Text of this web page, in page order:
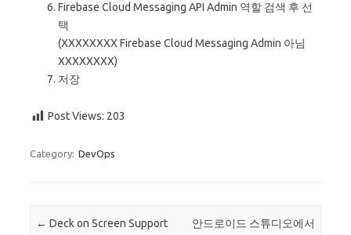
Firebase Cloud Messaging API Admin 역할 검색 후 선
택
(XXXXXXXX Firebase Cloud Messaging Admin 아님
XXXXXXXX)
저장
Post Views: 203
Category: DevOps
Post navigation
← Deck on Screen Support
안드로이드 스튜디오에서